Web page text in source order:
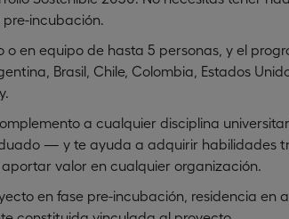
pre-incubación.
o en equipo de hasta 5 personas, y el
Brasil, Chile, Colombia, Estados
a cualquier disciplina
— y te ayuda a adquirir habilidades
valor en cualquier organización.
en fase pre-incubación, residencia en